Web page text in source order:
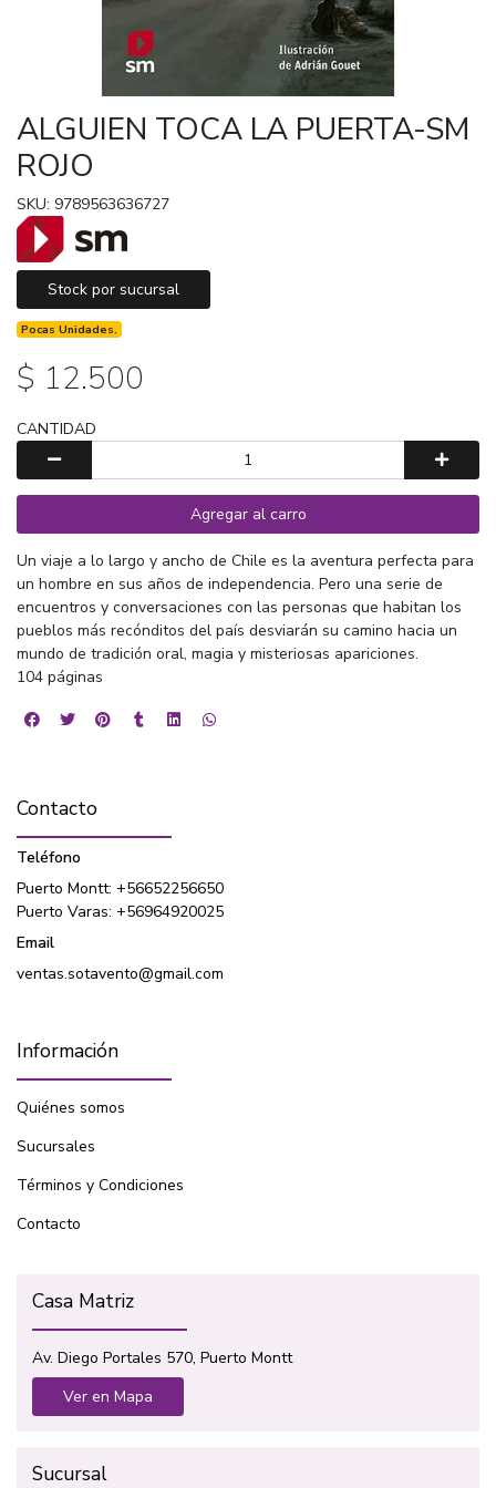
ALGUIEN TOCA LA PUERTA-SM
ROJO
SKU: 9789563636727
Stock por sucursal
Pocas Unidades.
$ 12.500
CANTIDAD
Agregar al carro
Un viaje a lo largo y ancho de Chile es la aventura perfecta para
un hombre en sus años de independencia. Pero una serie de
encuentros y conversaciones con las personas que habitan los
pueblos más recónditos del país desviarán su camino hacia un
mundo de tradición oral, magia y misteriosas apariciones.
104 páginas
Contacto
Teléfono
Puerto Montt: +56652256650
Puerto Varas: +56964920025
Email
ventas.sotavento@gmail.com
Información
Quiénes somos
Sucursales
Términos y Condiciones
Contacto
Casa Matriz
Av. Diego Portales 570, Puerto Montt
Ver en Mapa
Sucursal